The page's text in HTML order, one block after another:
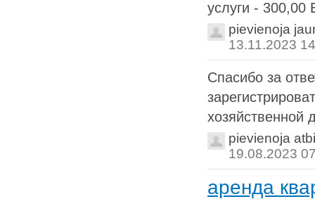
услуги - 300,00
pievienoja
13.11.2023
Спасибо за
хозяйственной
pievienoja
19.08.2023
аренда